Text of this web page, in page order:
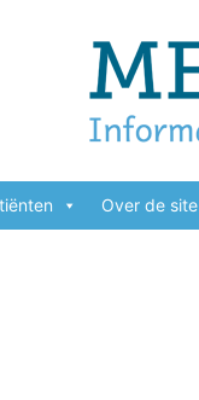
Over de site